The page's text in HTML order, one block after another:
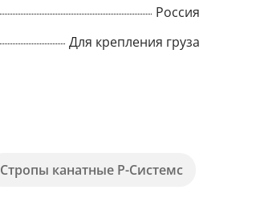
Россия
Для крепления груза
Стропы канатные Р-Системс